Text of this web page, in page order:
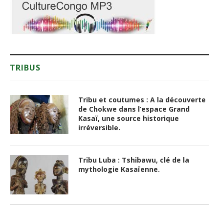
TRIBUS
Tribu et coutumes : A la découverte
de Chokwe dans l’espace Grand
Kasaï, une source historique
irréversible.
Tribu Luba : Tshibawu, clé de la
mythologie Kasaïenne.